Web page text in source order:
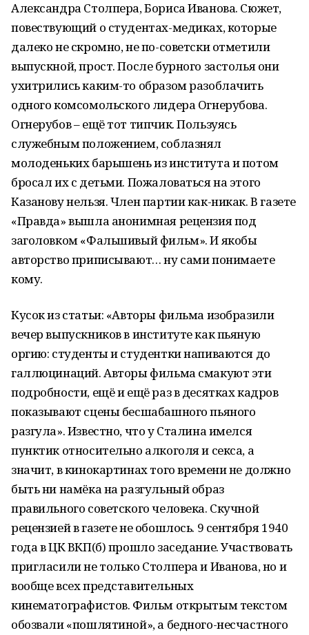
Александра Столпера, Бориса Иванова. Сюжет,
повествующий о студентах-медиках, которые
далеко не скромно, не по-советски отметили
выпускной, прост. После бурного застолья они
ухитрились каким-то образом разоблачить
одного комсомольского лидера Огнерубова.
Огнерубов – ещё тот типчик. Пользуясь
служебным положением, соблазнял
молоденьких барышень из института и потом
бросал их с детьми. Пожаловаться на этого
Казанову нельзя. Член партии как-никак. В газете
«Правда» вышла анонимная рецензия под
заголовком «Фальшивый фильм». И якобы
авторство приписывают… ну сами понимаете
кому.
Кусок из статьи: «Авторы фильма изобразили
вечер выпускников в институте как пьяную
оргию: студенты и студентки напиваются до
галлюцинаций. Авторы фильма смакуют эти
подробности, ещё и ещё раз в десятках кадров
показывают сцены бесшабашного пьяного
разгула». Известно, что у Сталина имелся
пунктик относительно алкоголя и секса, а
значит, в кинокартинах того времени не должно
быть ни намёка на разгульный образ
правильного советского человека. Скучной
рецензией в газете не обошлось. 9 сентября 1940
года в ЦК ВКП(б) прошло заседание. Участвовать
пригласили не только Столпера и Иванова, но и
вообще всех представительных
кинематографистов. Фильм открытым текстом
обозвали «пошлятиной», а бедного-несчастного